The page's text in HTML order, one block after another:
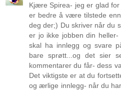
Kjære Spirea- jeg er glad
er bedre å være tilstede
deg der;) Du skriver når du
er jo ikke jobben din
skal ha innlegg og svare
bare sprøtt...og det sier
kommentarer du får- dess
Det viktigste er at du
og ærlige innlegg- når du